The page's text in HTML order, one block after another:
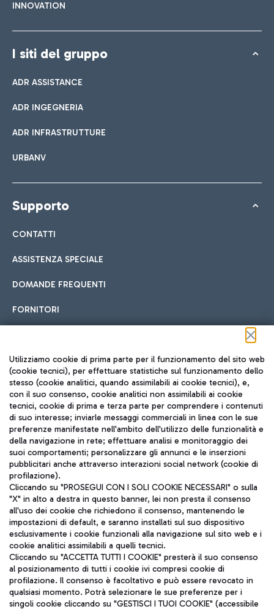
INNOVATION
I siti del gruppo
ADR ASSISTANCE
ADR INGEGNERIA
ADR INFRASTRUTTURE
URBANV
Supporto
CONTATTI
ASSISTENZA SPECIALE
DOMANDE FREQUENTI
FORNITORI
Seguici sui social
TRAVEL JOURNAL
ITA
Aeroporti di Roma S.p.A. - Società soggetta a direzione e
coordinamento di Mundys S.p.A.
Codice fiscale e Registro delle Imprese di Roma 13032990155 P.
IVA 06572251004
Capitale sociale 62.224.743,00 int. vers.
Utilizziamo cookie di prima parte per il funzionamento del sito web
(cookie tecnici), per effettuare statistiche sul funzionamento dello
stesso (cookie analitici, quando assimilabili ai cookie tecnici), e,
con il suo consenso, cookie analitici non assimilabili ai cookie
tecnici, cookie di prima e terza parte per comprendere i contenuti
di suo interesse; inviarle messaggi commerciali in linea con le sue
preferenze manifestate nell'ambito dell'utilizzo delle funzionalità e
della navigazione in rete; effettuare analisi e monitoraggio dei
suoi comportamenti; personalizzare gli annunci e le inserzioni
pubblicitari anche attraverso interazioni social network (cookie di
profilazione).
Cliccando su "PROSEGUI CON I SOLI COOKIE NECESSARI" o sulla
"X" in alto a destra in questo banner, lei non presta il consenso
all'uso dei cookie che richiedono il consenso, mantenendo le
impostazioni di default, e saranno installati sul suo dispositivo
esclusivamente i cookie funzionali alla navigazione sul sito web e i
cookie analitici assimilabili a quelli tecnici.
Cliccando su "ACCETTA TUTTI I COOKIE" presterà il suo consenso
al posizionamento di tutti i cookie ivi compresi cookie di
profilazione. Il consenso è facoltativo e può essere revocato in
qualsiasi momento. Potrà selezionare le sue preferenze per i
singoli cookie cliccando su "GESTISCI I TUOI COOKIE" (accessibile